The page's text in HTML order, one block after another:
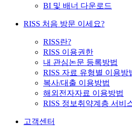
BI 및 배너 다운로드
RISS 처음 방문 이세요?
RISS란?
RISS 이용권한
내 관심논문 등록방법
RISS 자료 유형별 이용방
복사/대출 이용방법
해외전자자료 이용방법
RISS 정보취약계층 서비
고객센터